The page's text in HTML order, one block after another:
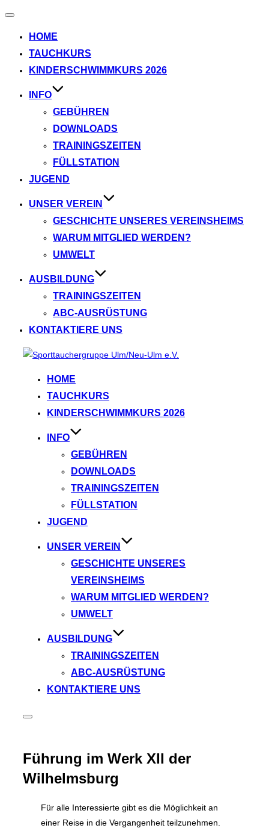
Navigation
HOME
TAUCHKURS
KINDERSCHWIMMKURS 2026
INFO
GEBÜHREN
DOWNLOADS
TRAININGSZEITEN
FÜLLSTATION
JUGEND
UNSER VEREIN
GESCHICHTE UNSERES VEREINSHEIMS
WARUM MITGLIED WERDEN?
UMWELT
AUSBILDUNG
TRAININGSZEITEN
ABC‑AUSRÜSTUNG
KONTAKTIERE UNS
HOME
TAUCHKURS
KINDERSCHWIMMKURS 2026
INFO
GEBÜHREN
DOWNLOADS
TRAININGSZEITEN
FÜLLSTATION
JUGEND
UNSER VEREIN
GESCHICHTE UNSERES
VEREINSHEIMS
WARUM MITGLIED WERDEN?
UMWELT
AUSBILDUNG
TRAININGSZEITEN
ABC‑AUSRÜSTUNG
KONTAKTIERE UNS
Seitenleiste
Führung im Werk XII der
Wilhelmsburg
Für alle Interessierte gibt es die Möglichkeit an
einer Reise in die Vergangenheit teilzunehmen.